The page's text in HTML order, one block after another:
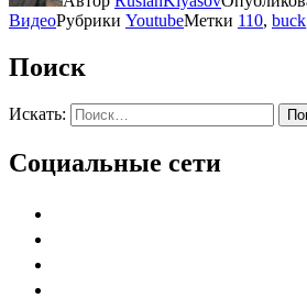
ВидеоРубрики YoutubeМетки 110, buck
Поиск
Искать:
Социальные сети